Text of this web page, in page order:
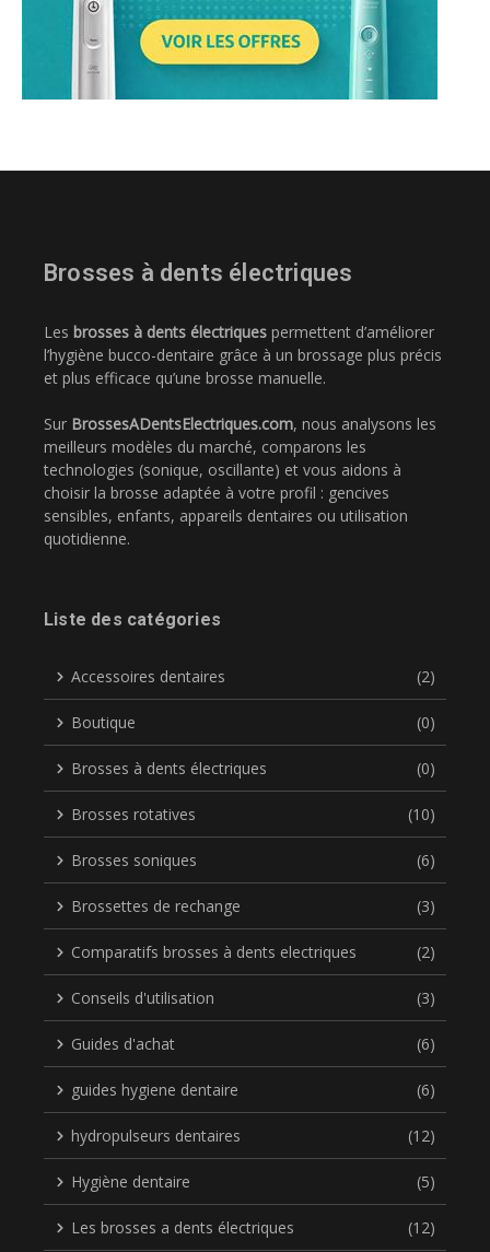
Brosses à dents électriques
Les brosses à dents électriques permettent d’améliorer
l’hygiène bucco-dentaire grâce à un brossage plus précis
et plus efficace qu’une brosse manuelle.
Sur BrossesADentsElectriques.com, nous analysons les
meilleurs modèles du marché, comparons les
technologies (sonique, oscillante) et vous aidons à
choisir la brosse adaptée à votre profil : gencives
sensibles, enfants, appareils dentaires ou utilisation
quotidienne.
Liste des catégories
Accessoires dentaires (2)
Boutique (0)
Brosses à dents électriques (0)
Brosses rotatives (10)
Brosses soniques (6)
Brossettes de rechange (3)
Comparatifs brosses à dents electriques (2)
Conseils d'utilisation (3)
Guides d'achat (6)
guides hygiene dentaire (6)
hydropulseurs dentaires (12)
Hygiène dentaire (5)
Les brosses a dents électriques (12)